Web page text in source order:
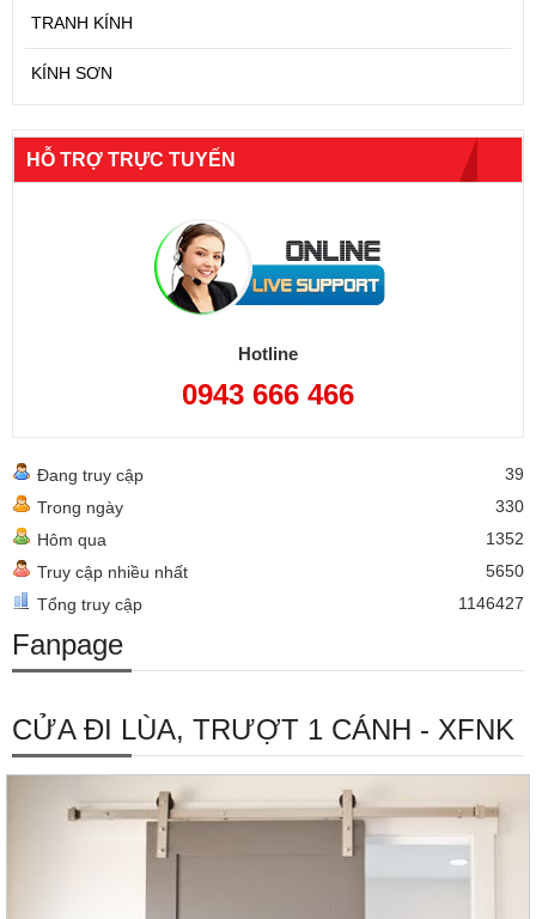
TRANH KÍNH
KÍNH SƠN
HỖ TRỢ TRỰC TUYẾN
Hotline
0943 666 466
Đang truy cập
39
Trong ngày
330
Hôm qua
1352
Truy cập nhiều nhất
5650
Tổng truy cập
1146427
Fanpage
CỬA ĐI LÙA, TRƯỢT 1 CÁNH - XFNK